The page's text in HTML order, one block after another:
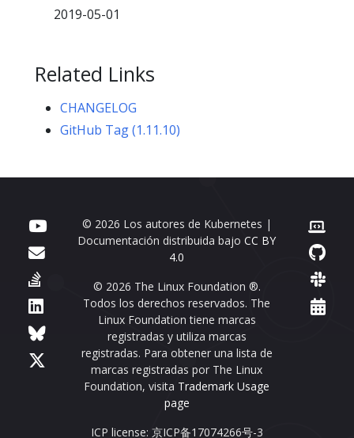
2019-05-01
Related Links
CHANGELOG
GitHub Tag (1.11.10)
© 2026 Los autores de Kubernetes |
Documentación distribuida bajoCC BY
4.0
© 2026 The Linux Foundation ®.
Todos los derechos reservados. The
Linux Foundation tiene marcas
registradas y utiliza marcas
registradas. Para obtener una lista de
marcas registradas por The Linux
Foundation, visita Trademark Usage
page
ICP license: 京ICP备17074266号-3